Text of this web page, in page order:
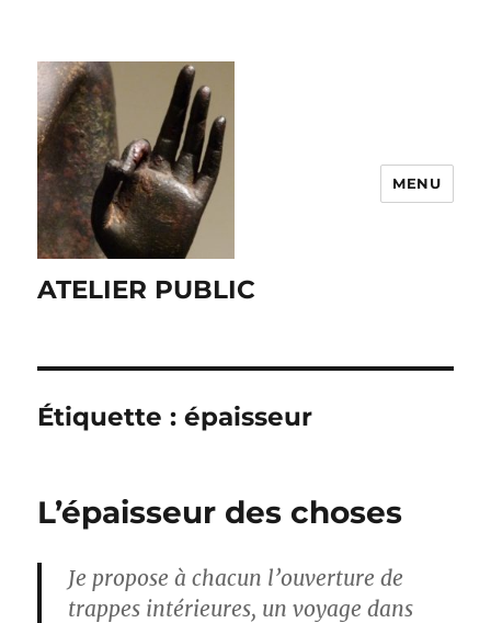
ATELIER PUBLIC
MENU
Étiquette :épaisseur
L’épaisseur des choses
Je propose à chacun l’ouverture de
trappes intérieures, un voyage dans